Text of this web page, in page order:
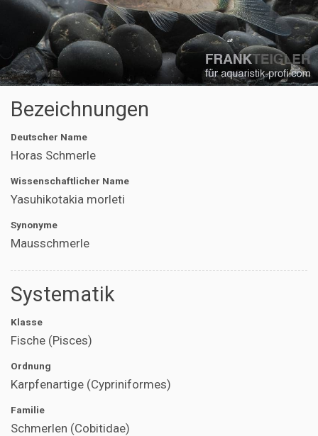
Bezeichnungen
Deutscher Name
Horas Schmerle
Wissenschaftlicher Name
Yasuhikotakia morleti
Synonyme
Mausschmerle
Systematik
Klasse
Fische (Pisces)
Ordnung
Karpfenartige (Cypriniformes)
Familie
Schmerlen (Cobitidae)